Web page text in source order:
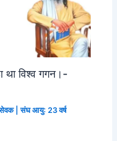
विश्व गगन।-
| संघ आयु: 23 वर्ष